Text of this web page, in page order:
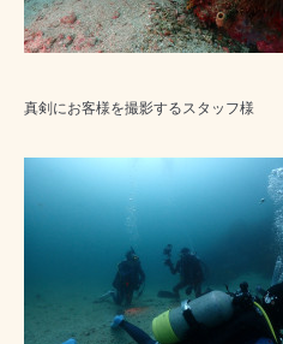
真剣にお客様を撮影するスタッフ様